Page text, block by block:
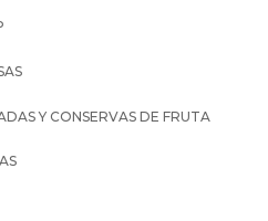
Y CONSERVAS DE FRUTA